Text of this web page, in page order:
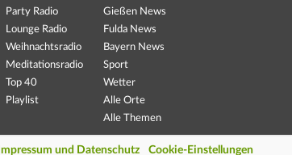
Party Radio
Lounge Radio
Weihnachtsradio
Meditationsradio
Top 40
Playlist
Gießen News
Fulda News
Bayern News
Sport
Wetter
Alle Orte
Alle Themen
Impressum und Datenschutz Cookie-Einstellungen